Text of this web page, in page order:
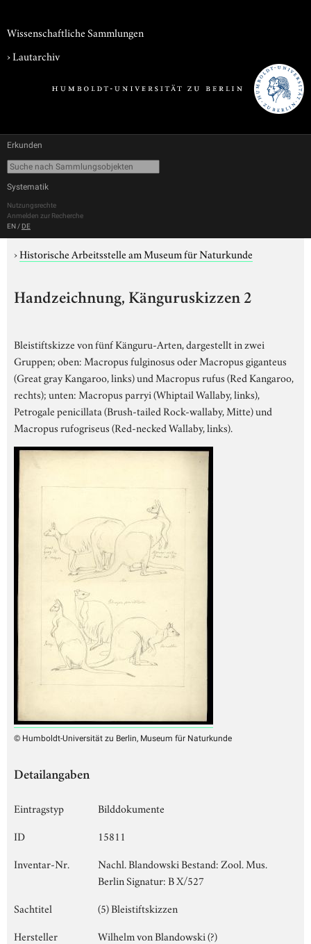
Wissenschaftliche Sammlungen
›Lautarchiv
Erkunden
Systematik
Nutzungsrechte
Anmelden zur Recherche
EN / DE
›Historische Arbeitsstelle am Museum für Naturkunde
Handzeichnung, Känguruskizzen 2
Bleistiftskizze von fünf Känguru-Arten, dargestellt in zwei
Gruppen; oben: Macropus fulginosus oder Macropus giganteus
(Great gray Kangaroo, links) und Macropus rufus (Red Kangaroo,
rechts); unten: Macropus parryi (Whiptail Wallaby, links),
Petrogale penicillata (Brush-tailed Rock-wallaby, Mitte) und
Macropus rufogriseus (Red-necked Wallaby, links).
© Humboldt-Universität zu Berlin, Museum für Naturkunde
Detailangaben
Eintragstyp
Bilddokumente
ID
15811
Inventar-Nr.
Nachl. Blandowski Bestand: Zool. Mus.
Berlin Signatur: B X/527
Sachtitel
(5) Bleistiftskizzen
Hersteller
Wilhelm von Blandowski (?)